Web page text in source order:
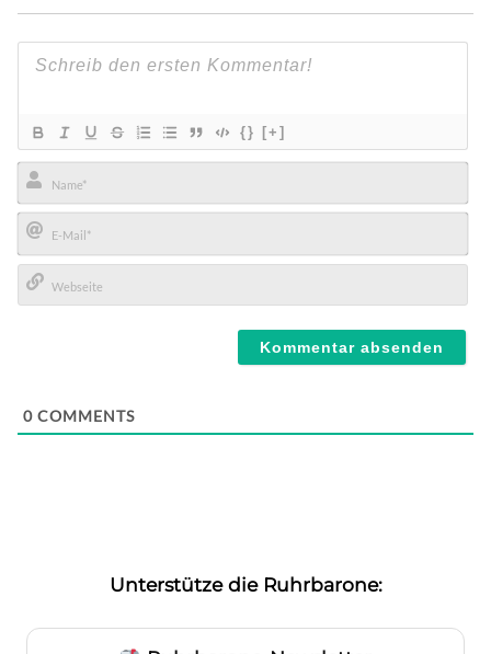
{} [+]
Name*
E-
Mail*
0 COMMENTS
Unterstütze die Ruhrbarone: